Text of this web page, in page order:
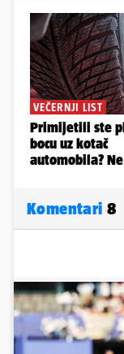
Komentari 8